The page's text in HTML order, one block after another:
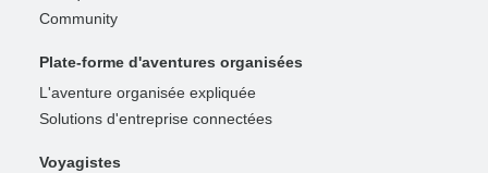
Community
Plate-forme d'aventures organisées
L'aventure organisée expliquée
Solutions d'entreprise connectées
Voyagistes